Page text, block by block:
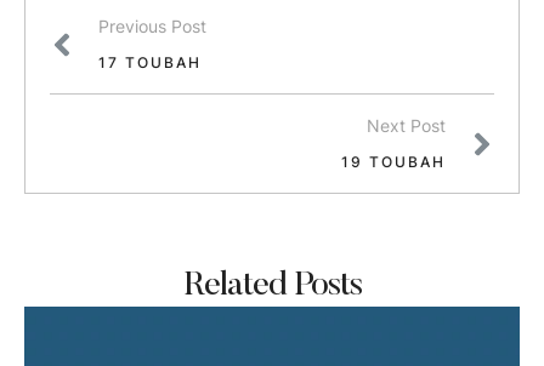
Previous Post
17 TOUBAH
Next Post
19 TOUBAH
Related Posts